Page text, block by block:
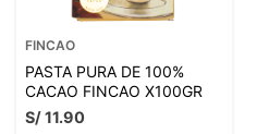
FINCAO
PASTA PURA DE 100%
CACAO FINCAO X100GR
S/11.90